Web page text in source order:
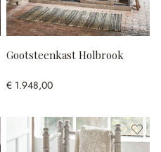
Gootsteenkast Holbrook
€ 1.948,00